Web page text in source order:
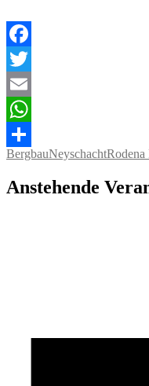
Facebook
Twitter
Email
WhatsApp
Teilen
BergbauNeyschachtRodena
Anstehende